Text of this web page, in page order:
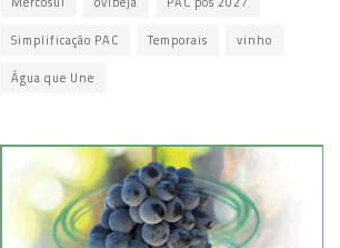
Simplificação PAC Temporais vinho
Água que Une